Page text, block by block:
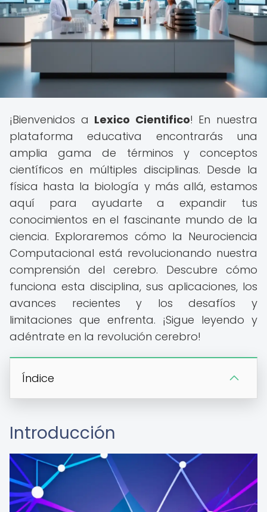
¡Bienvenidos a Lexico Cientifico! En nuestra
plataforma educativa encontrarás una
amplia gama de términos y conceptos
científicos en múltiples disciplinas. Desde la
física hasta la biología y más allá, estamos
aquí para ayudarte a expandir tus
conocimientos en el fascinante mundo de la
ciencia. Exploraremos cómo la Neurociencia
Computacional está revolucionando nuestra
comprensión del cerebro. Descubre cómo
funciona esta disciplina, sus aplicaciones, los
avances recientes y los desafíos y
limitaciones que enfrenta. ¡Sigue leyendo y
adéntrate en la revolución cerebro!
Índice
Introducción